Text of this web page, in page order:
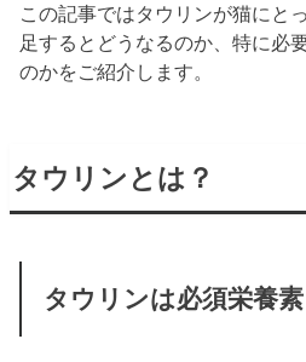
この記事ではタウリンが猫にと
足するとどうなるのか、特に必
のかをご紹介します。
タウリンとは？
タウリンは必須栄養素